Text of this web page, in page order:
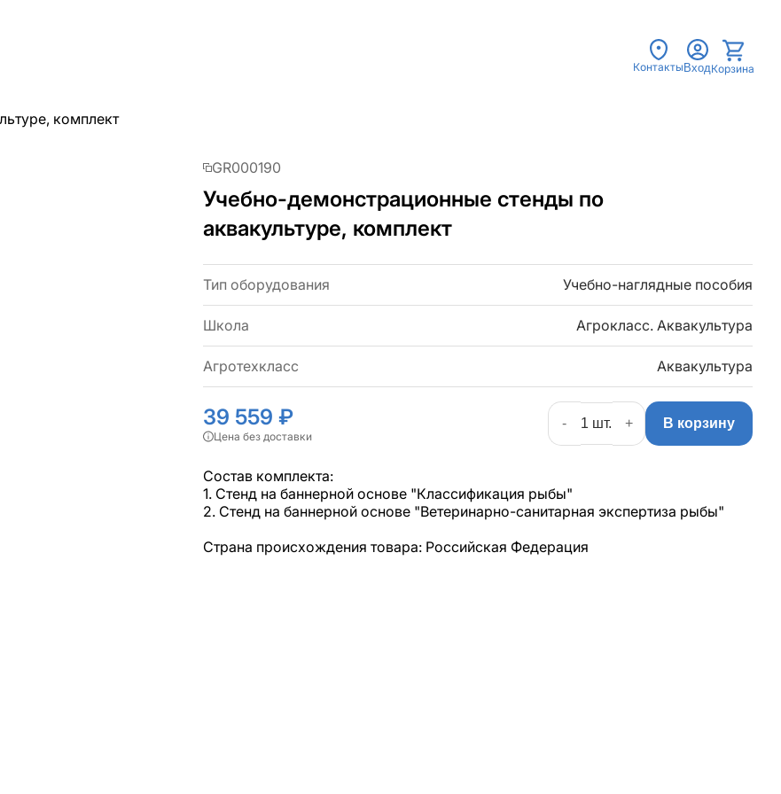
Контакты ВходКорзина
комплект
GR000190
Учебно-демонстрационные стенды по
аквакультуре, комплект
Тип оборудования Учебно-наглядные пособия
Школа Агрокласс. Аквакультура
Агротехкласс Аквакультура
39 559 ₽
Цена без доставки
- + В корзину
Состав комплекта:
1. Стенд на баннерной основе "Классификация рыбы"
2. Стенд на баннерной основе "Ветеринарно-санитарная экспертиза рыбы"
Страна происхождения товара: Российская Федерация